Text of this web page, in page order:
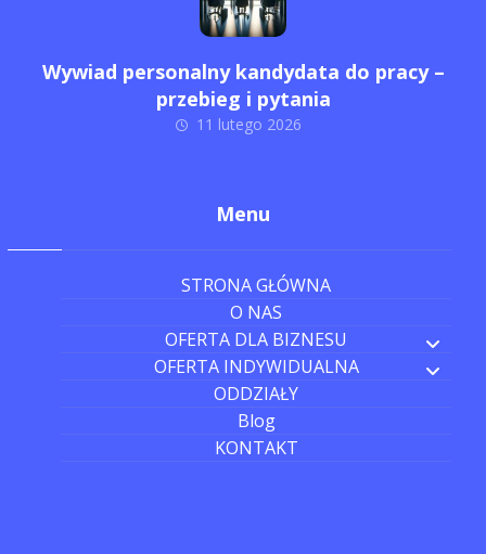
Wywiad personalny kandydata do pracy –
przebieg i pytania
11 lutego 2026
Menu
STRONA GŁÓWNA
O NAS
OFERTA DLA BIZNESU
OFERTA INDYWIDUALNA
ODDZIAŁY
Blog
KONTAKT